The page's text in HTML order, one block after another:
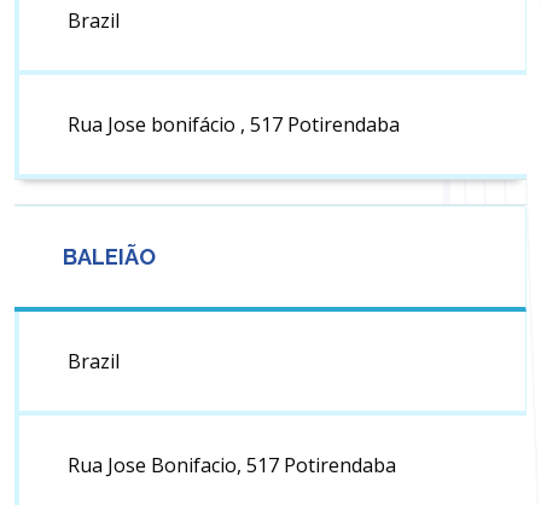
Brazil
Rua Jose bonifácio , 517 Potirendaba
BALEIÃO
Brazil
Rua Jose Bonifacio, 517 Potirendaba